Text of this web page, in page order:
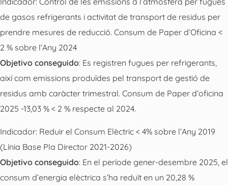
de gasos refrigerants i activitat de transport de residus per
prendre mesures de reducció. Consum de Paper d’Oficina <
2 % sobre l’Any 2024
Objetivo conseguido: Es registren fugues per refrigerants,
així com emissions produïdes pel transport de gestió de
residus amb caràcter trimestral. Consum de Paper d’oficina
2025 -13,03 % < 2 % respecte al 2024.
Indicador: Reduir el Consum Elèctric < 4% sobre l’Any 2019
(Línia Base Pla Director 2021-2026)
Objetivo conseguido: En el període gener-desembre 2025, el
consum d’energia elèctrica s’ha reduït en un 20,28 %